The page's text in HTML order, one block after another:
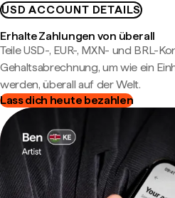
USD ACCOUNT DETAILS
Erhalte Zahlungen von überall
Teile USD-, EUR-, MXN- und BRL-
Gehaltsabrechnung, um wie ein
werden, überall auf der Welt.
Lass dich heute bezahlen